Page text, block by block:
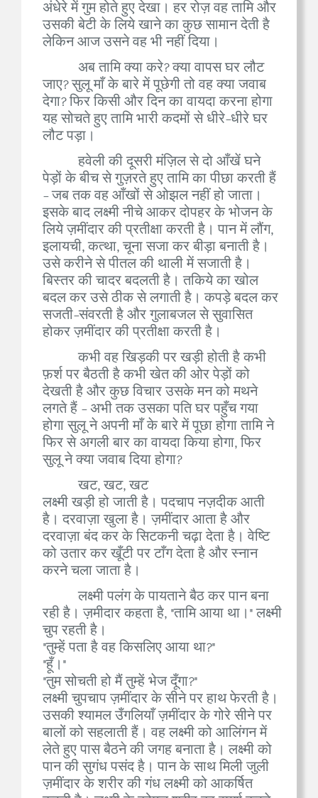
अंधेरे में गुम होते हुए देखा। हर रोज़ वह तामि और
उसकी बेटी के लिये खाने का कुछ सामान देती है
लेकिन आज उसने वह भी नहीं दिया।
अब तामि क्या करे? क्या वापस घर लौट
जाए? सुलू माँ के बारे में पूछेगी तो वह क्या जवाब
देगा? फिर किसी और दिन का वायदा करना होगा
यह सोचते हुए तामि भारी कदमों से धीरे-धीरे घर
लौट पड़ा।
हवेली की दूसरी मंज़िल से दो आँखें घने
पेड़ों के बीच से गुज़रते हुए तामि का पीछा करती हैं
- जब तक वह आँखों से ओझल नहीं हो जाता।
इसके बाद लक्ष्मी नीचे आकर दोपहर के भोजन के
लिये ज़मींदार की प्रतीक्षा करती है। पान में लौंग,
इलायची, कत्था, चूना सजा कर बीड़ा बनाती है।
उसे करीने से पीतल की थाली में सजाती है।
बिस्तर की चादर बदलती है। तकिये का खोल
बदल कर उसे ठीक से लगाती है। कपड़े बदल कर
सजती-संवरती है और गुलाबजल से सुवासित
होकर ज़मींदार की प्रतीक्षा करती है।
कभी वह खिड़की पर खड़ी होती है कभी
फ़र्श पर बैठती है कभी खेत की ओर पेड़ों को
देखती है और कुछ विचार उसके मन को मथने
लगते हैं - अभी तक उसका पति घर पहुँच गया
होगा सुलू ने अपनी माँ के बारे में पूछा होगा तामि ने
फिर से अगली बार का वायदा किया होगा, फिर
सुलू ने क्या जवाब दिया होगा?
खट, खट, खट
लक्ष्मी खड़ी हो जाती है। पदचाप नज़दीक आती
है। दरवाज़ा खुला है। ज़मींदार आता है और
दरवाज़ा बंद कर के सिटकनी चढ़ा देता है। वेष्टि
को उतार कर खूँटी पर टाँग देता है और स्नान
करने चला जाता है।
लक्ष्मी पलंग के पायताने बैठ कर पान बना
रही है। ज़मीदार कहता है, "तामि आया था।" लक्ष्मी
चुप रहती है।
"तुम्हें पता है वह किसलिए आया था?"
"हूँ।"
"तुम सोचती हो मैं तुम्हें भेज दूँगा?"
लक्ष्मी चुपचाप ज़मींदार के सीने पर हाथ फेरती है।
उसकी श्यामल उँगलियाँ ज़मींदार के गोरे सीने पर
बालों को सहलाती हैं। वह लक्ष्मी को आलिंगन में
लेते हुए पास बैठने की जगह बनाता है। लक्ष्मी को
पान की सुगंध पसंद है। पान के साथ मिली जुली
ज़मींदार के शरीर की गंध लक्ष्मी को आकर्षित